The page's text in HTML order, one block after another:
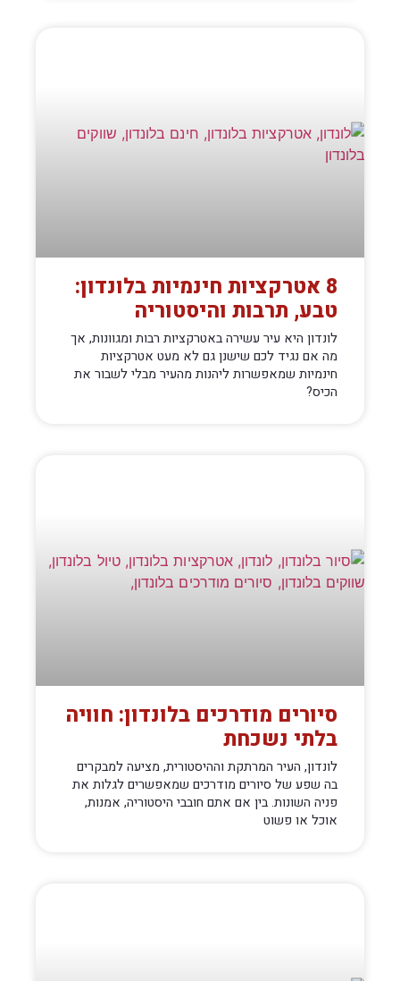
8 אטרקציות חינמיות בלונדון:
טבע, תרבות והיסטוריה
לונדון היא עיר עשירה באטרקציות רבות ומגוונות, אך
מה אם נגיד לכם שישנן גם לא מעט אטרקציות
חינמיות שמאפשרות ליהנות מהעיר מבלי לשבור את
הכיס?
סיורים מודרכים בלונדון: חוויה
בלתי נשכחת
לונדון, העיר המרתקת וההיסטורית, מציעה למבקרים
בה שפע של סיורים מודרכים שמאפשרים לגלות את
פניה השונות. בין אם אתם חובבי היסטוריה, אמנות,
אוכל או פשוט